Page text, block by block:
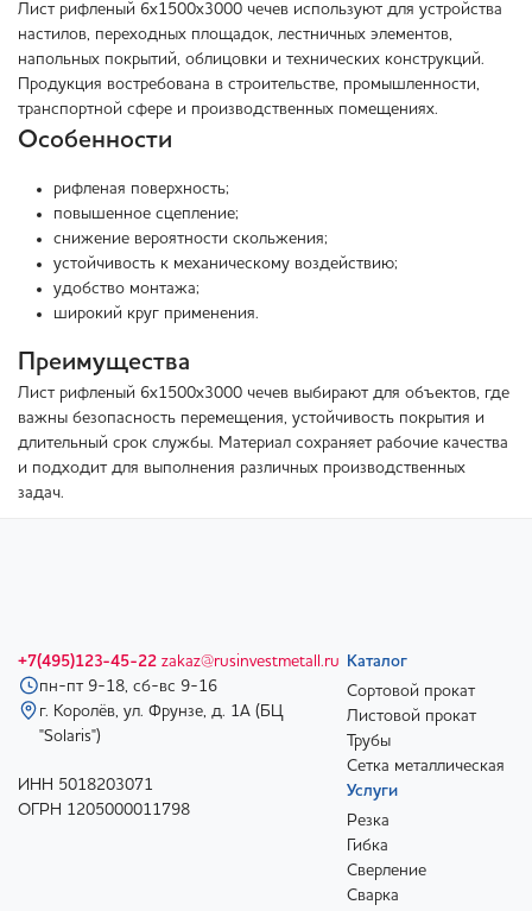
Лист рифленый 6х1500х3000 чечев используют для устройства
настилов, переходных площадок, лестничных элементов,
напольных покрытий, облицовки и технических конструкций.
Продукция востребована в строительстве, промышленности,
транспортной сфере и производственных помещениях.
Особенности
рифленая поверхность;
повышенное сцепление;
снижение вероятности скольжения;
устойчивость к механическому воздействию;
удобство монтажа;
широкий круг применения.
Преимущества
Лист рифленый 6х1500х3000 чечев выбирают для объектов, где
важны безопасность перемещения, устойчивость покрытия и
длительный срок службы. Материал сохраняет рабочие качества
и подходит для выполнения различных производственных
задач.
+7(495)123-45-22 zakaz@rusinvestmetall.ru
пн-пт 9-18, сб-вс 9-16
г. Королёв, ул. Фрунзе, д. 1А (БЦ
"Solaris")
ИНН 5018203071
ОГРН 1205000011798
Каталог
Сортовой прокат
Листовой прокат
Трубы
Сетка металлическая
Услуги
Резка
Гибка
Сверление
Сварка